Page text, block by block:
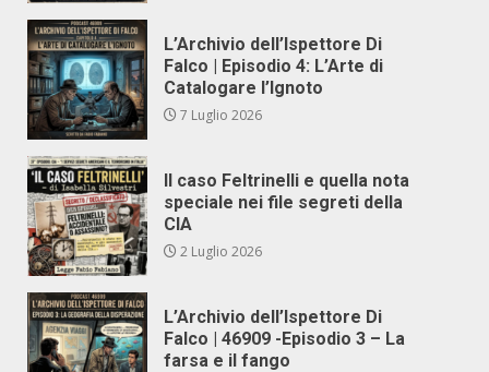
L’Archivio dell’Ispettore Di
Falco | Episodio 4: L’Arte di
Catalogare l’Ignoto
7 Luglio 2026
Il caso Feltrinelli e quella nota
speciale nei file segreti della
CIA
2 Luglio 2026
L’Archivio dell’Ispettore Di
Falco | 46909 -Episodio 3 – La
farsa e il fango